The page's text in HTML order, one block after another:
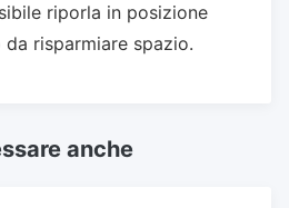
riporla in posizione
risparmiare spazio.
anche